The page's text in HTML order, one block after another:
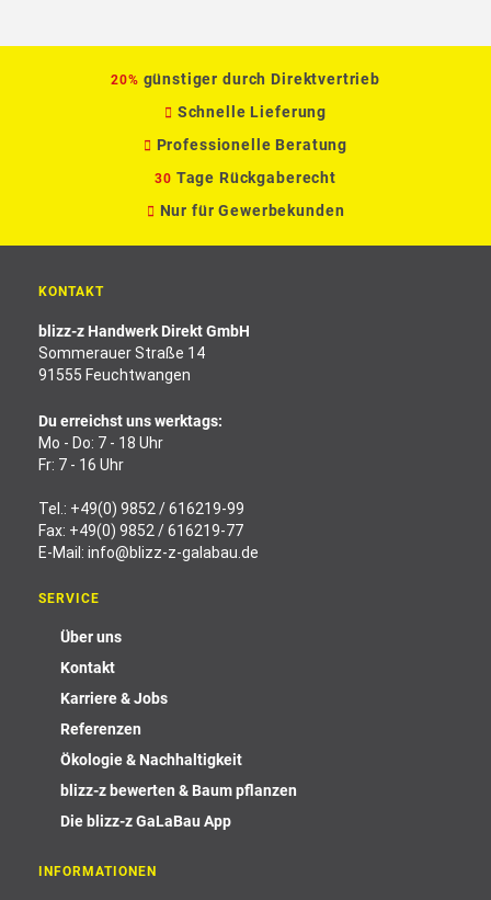
20% günstiger durch Direktvertrieb
Schnelle Lieferung
Professionelle Beratung
30 Tage Rückgaberecht
Nur für Gewerbekunden
KONTAKT
blizz-z Handwerk Direkt GmbH
Sommerauer Straße 14
91555 Feuchtwangen
Du erreichst uns werktags:
Mo - Do: 7 - 18 Uhr
Fr: 7 - 16 Uhr
Tel.: +49(0) 9852 / 616219-99
Fax: +49(0) 9852 / 616219-77
E-Mail: info@blizz-z-galabau.de
SERVICE
Über uns
Kontakt
Karriere & Jobs
Referenzen
Ökologie & Nachhaltigkeit
blizz-z bewerten & Baum pflanzen
Die blizz-z GaLaBau App
INFORMATIONEN